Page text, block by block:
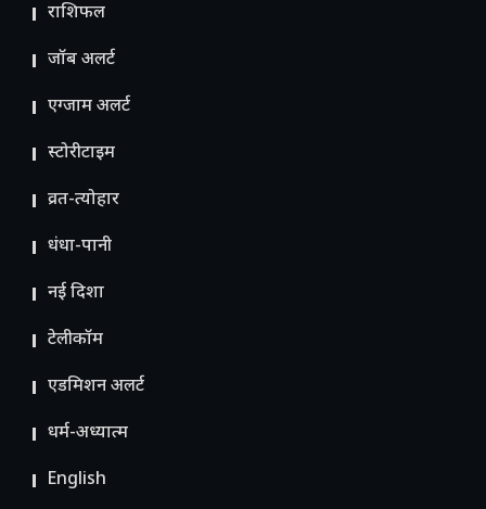
राशिफल
जॉब अलर्ट
एग्जाम अलर्ट
स्टोरीटाइम
व्रत-त्योहार
धंधा-पानी
नई दिशा
टेलीकॉम
ए​डमिशन अलर्ट
धर्म-अध्यात्म
English